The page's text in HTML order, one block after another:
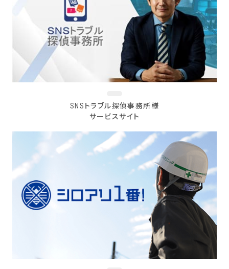
SNSトラブル探偵事務所様
サービスサイト